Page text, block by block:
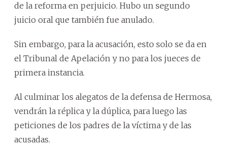
de la reforma en perjuicio. Hubo un segundo
juicio oral que también fue anulado.
Sin embargo, para la acusación, esto solo se da en
el Tribunal de Apelación y no para los jueces de
primera instancia.
Al culminar los alegatos de la defensa de Hermosa,
vendrán la réplica y la dúplica, para luego las
peticiones de los padres de la víctima y de las
acusadas.